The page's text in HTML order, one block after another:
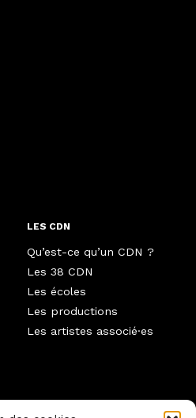
LES CDN
Qu’est-ce qu’un CDN ?
Les 38 CDN
Les écoles
Les productions
Les artistes associé·es